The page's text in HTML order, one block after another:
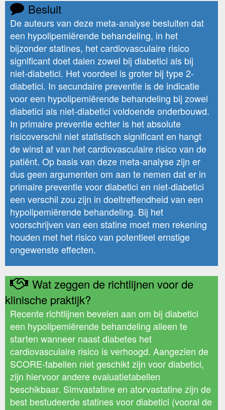
Besluit
De auteurs van deze meta-analyse besluiten dat
een hypolipemiërende behandeling, in het
bijzonder statines, het cardiovasculaire risico
significant doet dalen zowel bij diabetici als bij
niet-diabetici. Het voordeel is groter bij type 2-
diabetici. In secundaire preventie is de indicatie
voor een hypolipemiërende behandeling bij zowel
diabetici als niet-diabetici voldoende onderbouwd.
In primaire preventie echter is het absolute
risicoverschil niet statistisch significant en hangt
de winst af van het cardiovasculaire risico van de
patiënt. Op basis van deze meta-analyse zijn er
dus geen argumenten om aan te nemen dat er in
primaire preventie voor diabetici en niet-diabetici
een verschil zou zijn in doeltreffendheid van een
hypolipemiërende behandeling. Bij het
voorschrijven van een statine moet men rekening
houden met het risico van potentieel ernstige
ongewenste effecten.
Wat zeggen de richtlijnen voor de
klinische praktijk?
Recente richtlijnen bevelen aan om bij diabetici
een hypolipemiërende behandeling alleen te
starten wanneer naast diabetes het
cardiovasculaire risico is verhoogd. Aangezien de
SCORE-tabellen niet geschikt zijn voor diabetici,
zijn hiervoor andere evaluatietabellen
beschikbaar. Simvastatine en atorvastatine zijn de
best bestudeerde statines voor diabetici (vooral de